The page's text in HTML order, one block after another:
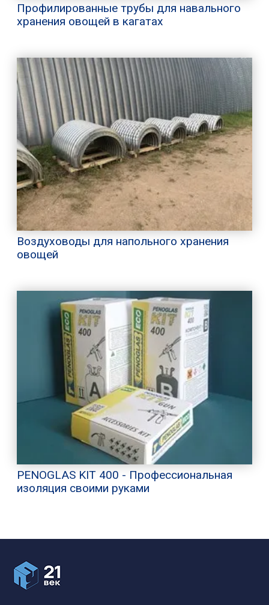
Профилированные трубы для навального
хранения овощей в кагатах
Воздуховоды для напольного хранения
овощей
PENOGLAS KIT 400 - Профессиональная
изоляция своими руками